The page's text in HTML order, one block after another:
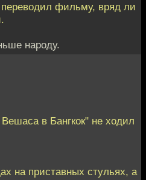
фильму, вряд ли
народу.
в Бангкок" не ходил
на приставных стульях, а